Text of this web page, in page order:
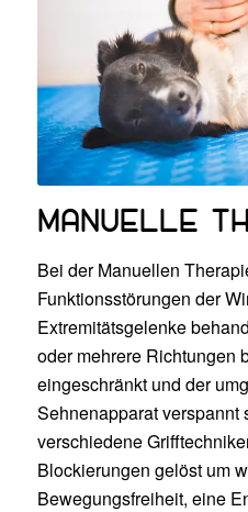
MANUELLE
Bei der Manuellen
Funktionsstörungen der
Extremitätsgelenke
oder mehrere Richtungen
eingeschränkt und der
Sehnenapparat verspannt
verschiedene
Blockierungen gelöst um
Bewegungsfreiheit, eine